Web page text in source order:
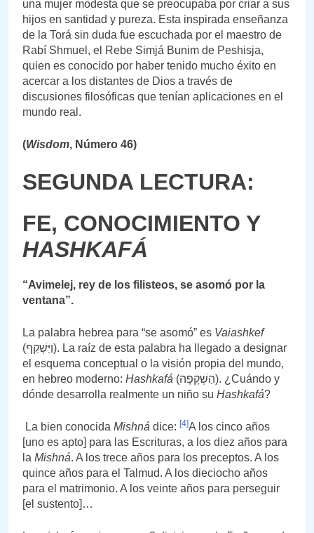
una mujer modesta que se preocupaba por criar a sus
hijos en santidad y pureza. Esta inspirada enseñanza
de la Torá sin duda fue escuchada por el maestro de
Rabí Shmuel, el Rebe Simjá Bunim de Peshisja,
quien es conocido por haber tenido mucho éxito en
acercar a los distantes de Dios a través de
discusiones filosóficas que tenían aplicaciones en el
mundo real.
(Wisdom, Número 46)
SEGUNDA LECTURA:
FE, CONOCIMIENTO Y
HASHKAFÁ
“Avimelej, rey de los filisteos, se asomó por la
ventana”.
La palabra hebrea para “se asomó” es Vaiashkef
(וַיַּשְׁקֵף). La raíz de esta palabra ha llegado a designar
el esquema conceptual o la visión propia del mundo,
en hebreo moderno: Hashkafá (הַשְׁקָפָה). ¿Cuándo y
dónde desarrolla realmente un niño su Hashkafá?
La bien conocida Mishná dice: [4]A los cinco años
[uno es apto] para las Escrituras, a los diez años para
la Mishná. A los trece años para los preceptos. A los
quince años para el Talmud. A los dieciocho años
para el matrimonio. A los veinte años para perseguir
[el sustento]…